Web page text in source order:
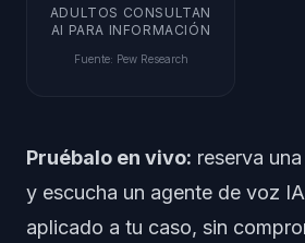
ADULTOS CONSULTAN
AI PARA INFORMACIÓN
Fuente: Pew Research
Pruébalo en vivo: reserva una
y escucha un agente de voz
aplicado a tu caso, sin